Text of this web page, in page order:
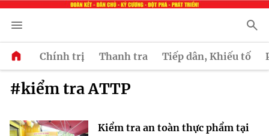
Chính trị Thanh tra Tiếp dân, Khiếu tố
#kiểm tra ATTP
Kiểm tra an toàn thực phẩm tại